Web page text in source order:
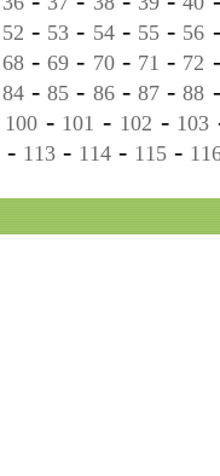
52 - 53 - 54- 55- 56
68-69 - 70- 71 - 72
84-85 - 86- 87-88
100- 101 - 102 - 103
- 113 - 114 - 115 -